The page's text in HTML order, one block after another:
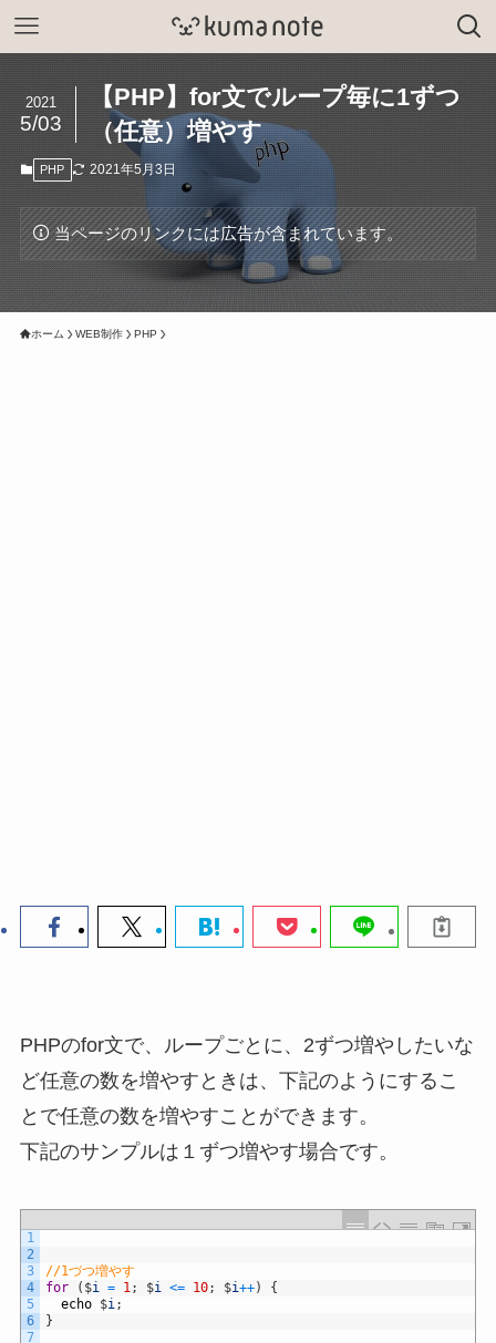
【PHP】for文でループ毎に1ずつ
（任意）増やす
2021
5/03
PHP 2021年5月3日
当ページのリンクには広告が含まれています。
ホーム WEB制作 PHP
PHPのfor文で、ループごとに、2ずつ増やしたいな
ど任意の数を増やすときは、下記のようにするこ
とで任意の数を増やすことができます。
下記のサンプルは１ずつ増やす場合です。
1
2
3
4
5
6
7
//1づつ増やす
for
( $i = 1; $i <= 10; $i++)
{
echo $i;
}